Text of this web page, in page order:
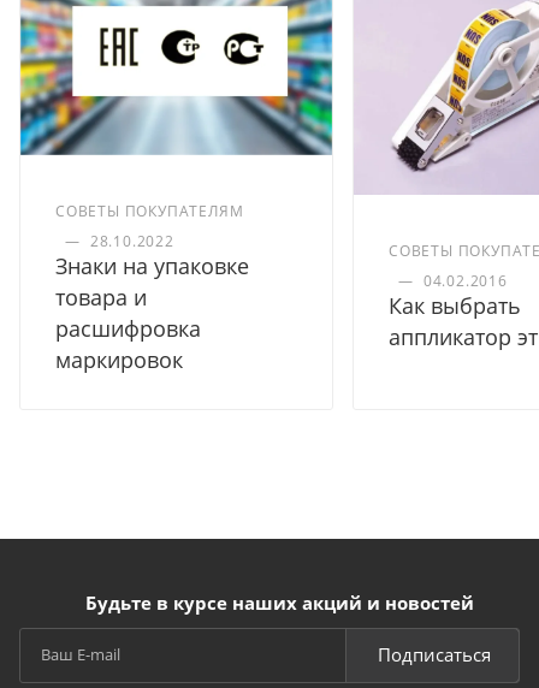
СОВЕТЫ ПОКУПАТЕЛЯМ
— 28.10.2022
Знаки на упаковке
товара и
расшифровка
маркировок
СОВЕТЫ
— 04.02.2016
Как выбрать
аппликатор
Будьте в курсе наших акций и новостей
Подписаться